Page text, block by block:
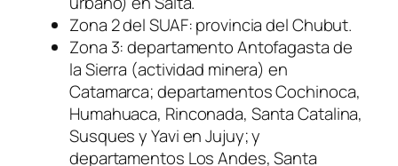
Zona 2 del SUAF: provincia del Chubut.
Zona 3: departamento Antofagasta de
la Sierra (actividad minera) en
Catamarca; departamentos Cochinoca,
Humahuaca, Rinconada, Santa Catalina,
Susques y Yavi en Jujuy; y
departamentos Los Andes, Santa